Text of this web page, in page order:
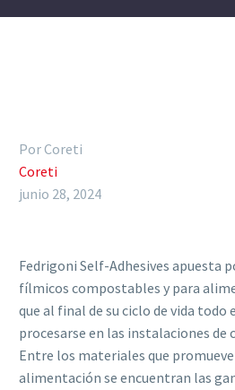
Por Coreti
Coreti
junio 28, 2024
Fedrigoni Self-Adhesives apuesta
fílmicos compostables y para
que al final de su ciclo de vida todo
procesarse en las instalaciones
Entre los materiales que
alimentación se encuentran las